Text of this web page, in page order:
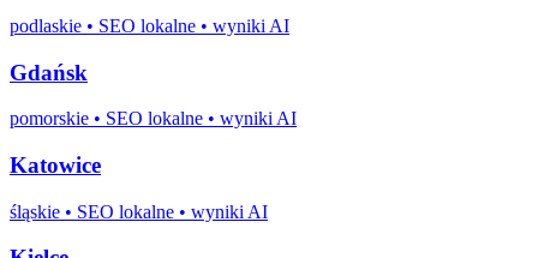
podlaskie • SEO lokalne • wyniki AI
Gdańsk
pomorskie • SEO lokalne • wyniki AI
Katowice
śląskie • SEO lokalne • wyniki AI